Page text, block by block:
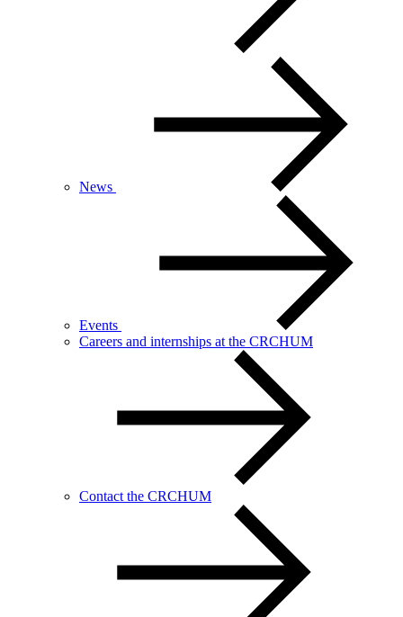
News
Events
Careers and internships at the CRCHUM
Contact the CRCHUM